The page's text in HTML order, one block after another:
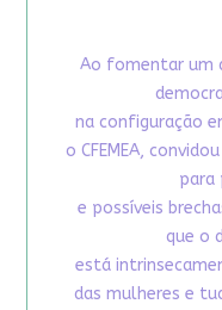
Ao fomentar um
na configuração
o CFEMEA,
para
e possíveis
que o
está
das mulheres e